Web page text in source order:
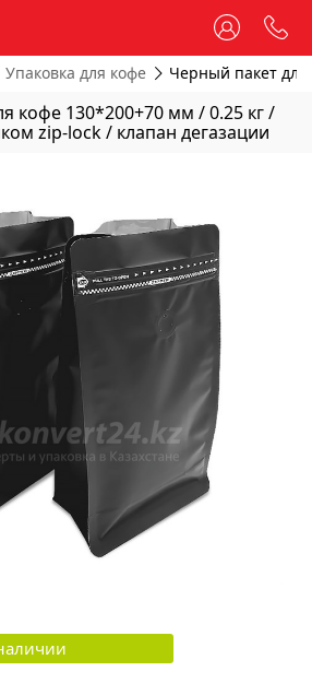
Упаковка для кофе Черный пакет
кофе 130*200+70 мм / 0.25 кг /
zip-lock / клапан дегазации